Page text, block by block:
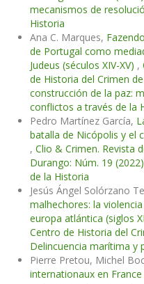
mecanismos de
Historia
Ana C. Marques,
de Portugal como
Judeus (séculos XIV-XV) ,
de Historia del Crimen
construcción de la paz:
conflictos a través de la
Pedro Martínez García,
batalla de Nicópolis y el
, Clio & Crimen. Revista
Durango: Núm. 19
de la Historia
Jesús Ángel Solórzano
malhechores: la
europa atlántica (siglos
Centro de Historia del
Delincuencia marítima y
Pierre Pretou, Michel
internationaux en